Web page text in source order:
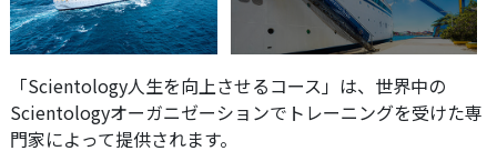
「Scientology人生を向上させるコース」は、世界中の
Scientologyオーガニゼーションでトレーニングを受けた専
門家によって提供されます。